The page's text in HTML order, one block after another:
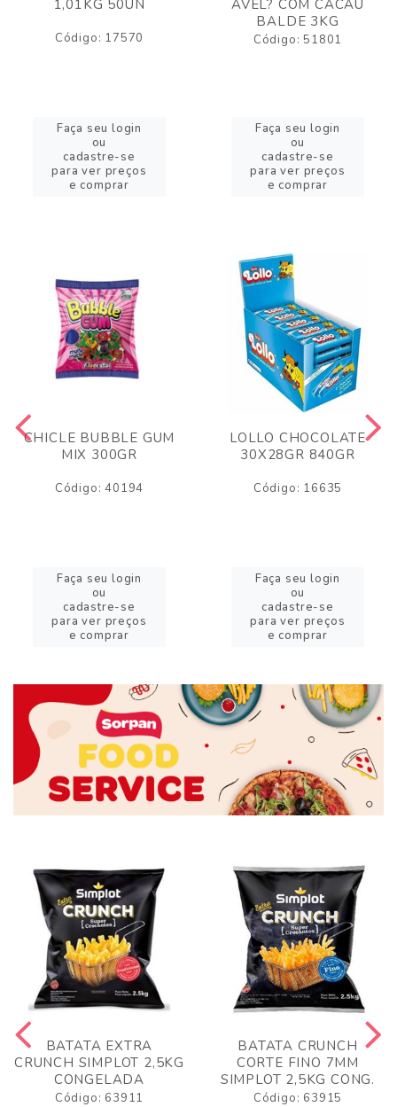
1,01KG 50UN
Código: 17570
Faça seu login
ou
cadastre-se
para ver preços
e comprar
AVEL? COM CACAU
BALDE 3KG
Código: 51801
Faça seu login
ou
cadastre-se
para ver preços
e comprar
CHICLE BUBBLE GUM
MIX 300GR
Código: 40194
Faça seu login
ou
cadastre-se
para ver preços
e comprar
LOLLO CHOCOLATE
30X28GR 840GR
Código: 16635
Faça seu login
ou
cadastre-se
para ver preços
e comprar
BATATA EXTRA
CRUNCH SIMPLOT 2,5KG
CONGELADA
Código: 63911
BATATA CRUNCH
CORTE FINO 7MM
SIMPLOT 2,5KG CONG.
Código: 63915